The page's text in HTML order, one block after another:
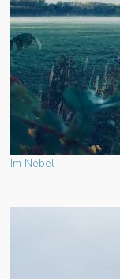
Im Nebel